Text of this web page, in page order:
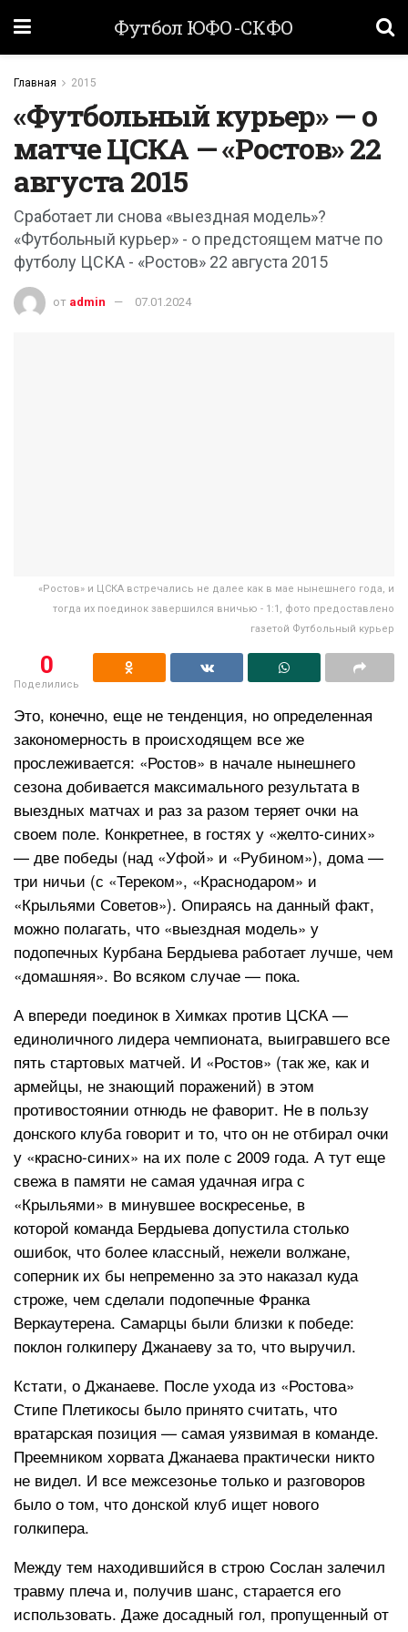
Футбол ЮФО-СКФО
Главная 2015
«Футбольный курьер» — о
матче ЦСКА — «Ростов» 22
августа 2015
Сработает ли снова «выездная модель»?
«Футбольный курьер» - о предстоящем матче по
футболу ЦСКА - «Ростов» 22 августа 2015
от admin 07.01.2024
«Ростов» и ЦСКА встречались не далее как в мае нынешнего года, и
тогда их поединок завершился вничью - 1:1, фото предоставлено
газетой Футбольный курьер
0
Поделились
Это, конечно, еще не тенденция, но определенная
закономерность в происходящем все же
прослеживается: «Ростов» в начале нынешнего
сезона добивается максимального результата в
выездных матчах и раз за разом теряет очки на
своем поле. Конкретнее, в гостях у «желто-синих»
— две победы (над «Уфой» и «Рубином»), дома —
три ничьи (с «Тереком», «Краснодаром» и
«Крыльями Советов»). Опираясь на данный факт,
можно полагать, что «выездная модель» у
подопечных Курбана Бердыева работает лучше, чем
«домашняя». Во всяком случае — пока.
А впереди поединок в Химках против ЦСКА —
единоличного лидера чемпионата, выигравшего все
пять стартовых матчей. И «Ростов» (так же, как и
армейцы, не знающий поражений) в этом
противостоянии отнюдь не фаворит. Не в пользу
донского клуба говорит и то, что он не отбирал очки
у «красно-синих» на их поле с 2009 года. А тут еще
свежа в памяти не самая удачная игра с
«Крыльями» в минувшее воскресенье, в
которой команда Бердыева допустила столько
ошибок, что более классный, нежели волжане,
соперник их бы непременно за это наказал куда
строже, чем сделали подопечные Франка
Веркаутерена. Самарцы были близки к победе:
поклон голкиперу Джанаеву за то, что выручил.
Кстати, о Джанаеве. После ухода из «Ростова»
Стипе Плетикосы было принято считать, что
вратарская позиция — самая уязвимая в команде.
Преемником хорвата Джанаева практически никто
не видел. И все межсезонье только и разговоров
было о том, что донской клуб ищет нового
голкипера.
Между тем находившийся в строю Сослан залечил
травму плеча и, получив шанс, старается его
использовать. Даже досадный гол, пропущенный от